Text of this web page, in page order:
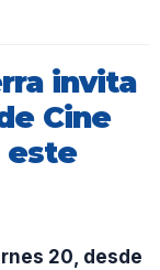
invita
Cine
este
20, desde